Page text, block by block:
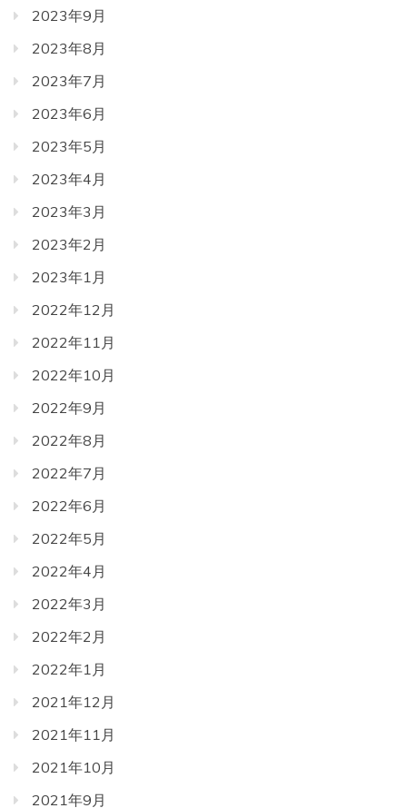
2023年9月
2023年8月
2023年7月
2023年6月
2023年5月
2023年4月
2023年3月
2023年2月
2023年1月
2022年12月
2022年11月
2022年10月
2022年9月
2022年8月
2022年7月
2022年6月
2022年5月
2022年4月
2022年3月
2022年2月
2022年1月
2021年12月
2021年11月
2021年10月
2021年9月